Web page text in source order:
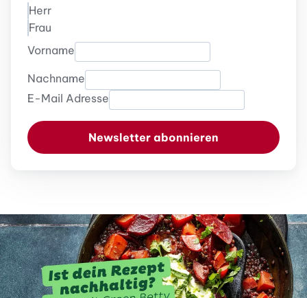
Herr
Frau
Vorname
Nachname
E-Mail Adresse
Newsletter abonnieren